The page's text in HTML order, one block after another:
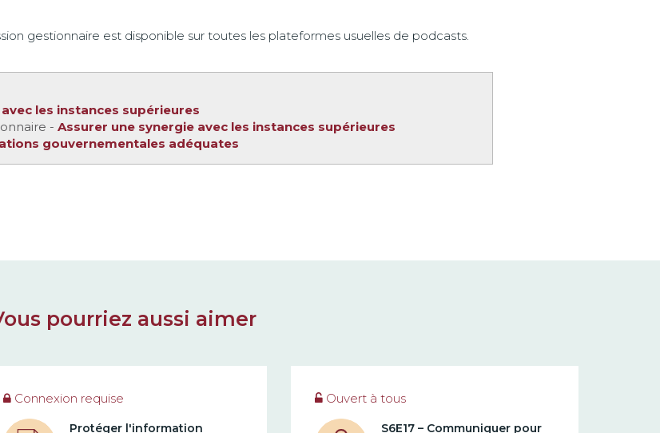
gestionnaire est disponible sur toutes les plateformes usuelles de podcasts.
les instances supérieures
- Assurer une synergie avec les instances supérieures
gouvernementales adéquates
pourriez aussi aimer
Connexion requise
Protéger l'information
Ouvert à tous
S6E17 – Communiquer pour